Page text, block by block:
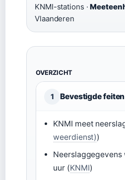
KNMI-stations ·
Vlaanderen
OVERZICHT
1 Bevestigde feiten
KNMI meet
weerdienst))
Neerslaggegevens
uur (KNMI)